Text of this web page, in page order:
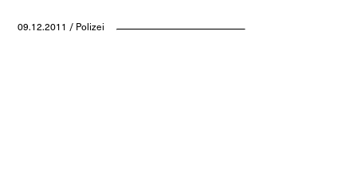
09.12.2011 / Polizei